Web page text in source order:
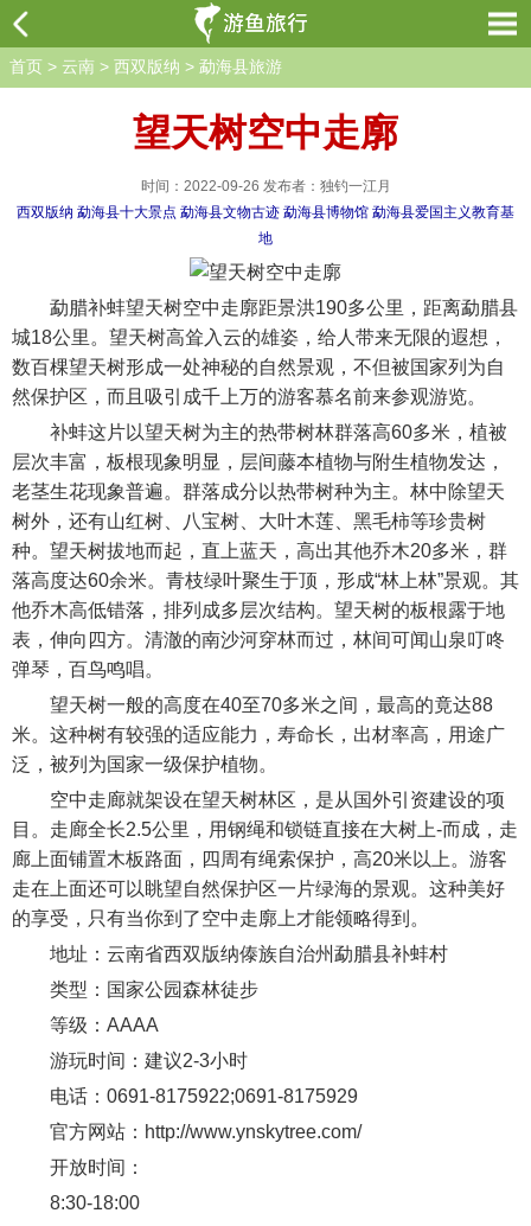
首页 > 云南 > 西双版纳 > 勐海县旅游
望天树空中走廓
时间：2022-09-26 发布者：独钓一江月
西双版纳 勐海县十大景点 勐海县文物古迹 勐海县博物馆 勐海县爱国主义教育基
地
勐腊补蚌望天树空中走廓距景洪190多公里，距离勐腊县
城18公里。望天树高耸入云的雄姿，给人带来无限的遐想，
数百棵望天树形成一处神秘的自然景观，不但被国家列为自
然保护区，而且吸引成千上万的游客慕名前来参观游览。
补蚌这片以望天树为主的热带树林群落高60多米，植被
层次丰富，板根现象明显，层间藤本植物与附生植物发达，
老茎生花现象普遍。群落成分以热带树种为主。林中除望天
树外，还有山红树、八宝树、大叶木莲、黑毛柿等珍贵树
种。望天树拔地而起，直上蓝天，高出其他乔木20多米，群
落高度达60余米。青枝绿叶聚生于顶，形成“林上林”景观。其
他乔木高低错落，排列成多层次结构。望天树的板根露于地
表，伸向四方。清澈的南沙河穿林而过，林间可闻山泉叮咚
弹琴，百鸟鸣唱。
望天树一般的高度在40至70多米之间，最高的竟达88
米。这种树有较强的适应能力，寿命长，出材率高，用途广
泛，被列为国家一级保护植物。
空中走廊就架设在望天树林区，是从国外引资建设的项
目。走廊全长2.5公里，用钢绳和锁链直接在大树上-而成，走
廊上面铺置木板路面，四周有绳索保护，高20米以上。游客
走在上面还可以眺望自然保护区一片绿海的景观。这种美好
的享受，只有当你到了空中走廓上才能领略得到。
地址：云南省西双版纳傣族自治州勐腊县补蚌村
类型：国家公园森林徒步
等级：AAAA
游玩时间：建议2-3小时
电话：0691-8175922;0691-8175929
官方网站：http://www.ynskytree.com/
开放时间：
8:30-18:00